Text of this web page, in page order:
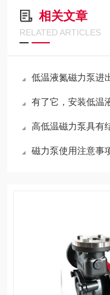
相关文章
RELATED ARTICLES
低温液氮磁力泵进
有了它，安装低温
高低温磁力泵具有
磁力泵使用注意事